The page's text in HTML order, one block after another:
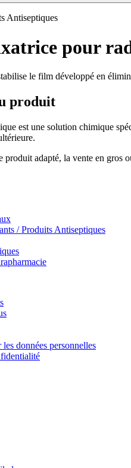
Antiseptiques
pour
le film développé en
produit
est une solution chimique
produit adapté, la vente en gros
/ Produits Antiseptiques
données personnelles